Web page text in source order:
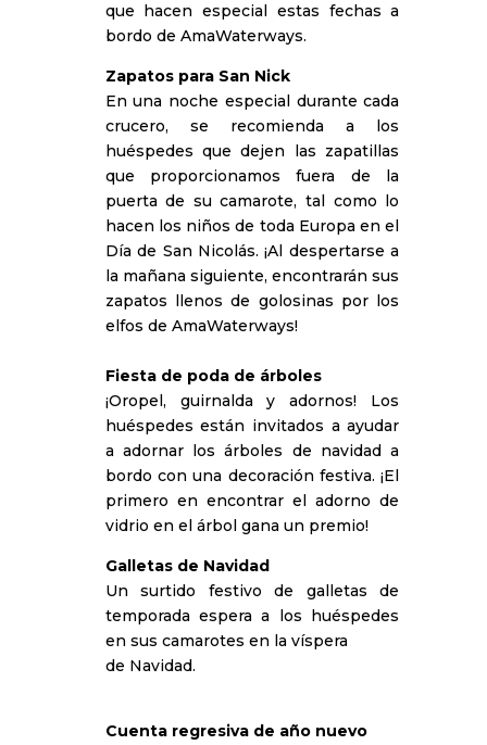
que hacen especial estas fechas a
bordo de AmaWaterways.
Zapatos para San Nick
En una noche especial durante cada
crucero, se recomienda a los
huéspedes que dejen las zapatillas
que proporcionamos fuera de la
puerta de su camarote, tal como lo
hacen los niños de toda Europa en el
Día de San Nicolás. ¡Al despertarse a
la mañana siguiente, encontrarán sus
zapatos llenos de golosinas por los
elfos de AmaWaterways!
Fiesta de poda de árboles
¡Oropel, guirnalda y adornos! Los
huéspedes están invitados a ayudar
a adornar los árboles de navidad a
bordo con una decoración festiva. ¡El
primero en encontrar el adorno de
vidrio en el árbol gana un premio!
Galletas de Navidad
Un surtido festivo de galletas de
temporada espera a los huéspedes
en sus camarotes en la víspera
de Navidad.
Cuenta regresiva de año nuevo